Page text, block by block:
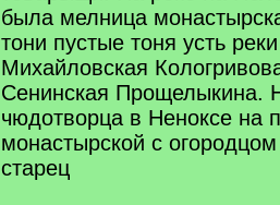
была мелница
тони пустые тоня усть
Михайловская
Сенинская Прощелыкина.
чюдотворца в Неноксе на
монастырской с
старец